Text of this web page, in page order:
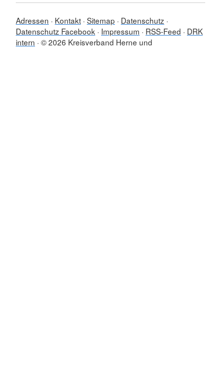
Adressen Kontakt Sitemap
Datenschutz
Datenschutz Facebook
Impressum RSS-Feed
DRK
intern © 2026 Kreisverband Herne und